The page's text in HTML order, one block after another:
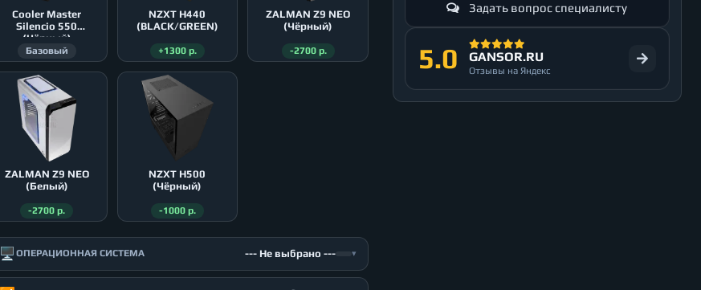
Cooler Master
Silencio 550
(Чёрный)
Базовый
NZXT H440
(BLACK/GREEN)
+1300 р.
ZALMAN Z9 NEO
(Чёрный)
-2700 р.
ZALMAN Z9 NEO
(Белый)
-2700 р.
NZXT H500
(Чёрный)
-1000 р.
🖥️ ОПЕРАЦИОННАЯ СИСТЕМА --- Не выбрано --- ▾
Задать вопрос специалисту
5.0 GANSOR.RU
Отзывы на Яндекс